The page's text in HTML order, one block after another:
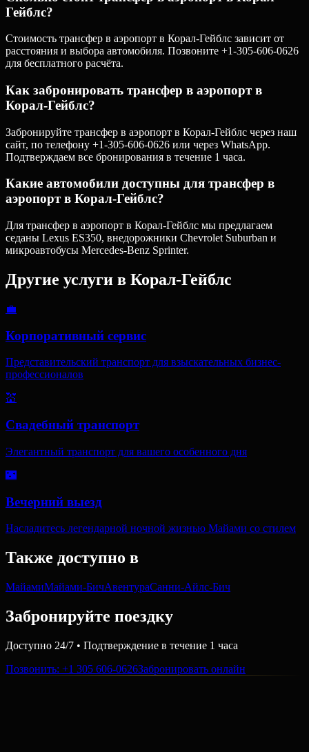
Гейблс?
Стоимость трансфер в аэропорт в Корал-Гейблс зависит от
расстояния и выбора автомобиля. Позвоните +1-305-606-0626
для бесплатного расчёта.
Как забронировать трансфер в аэропорт в
Корал-Гейблс?
Забронируйте трансфер в аэропорт в Корал-Гейблс через наш
сайт, по телефону +1-305-606-0626 или через WhatsApp.
Подтверждаем все бронирования в течение 1 часа.
Какие автомобили доступны для трансфер в
аэропорт в Корал-Гейблс?
Для трансфер в аэропорт в Корал-Гейблс мы предлагаем
седаны Lexus ES350, внедорожники Chevrolet Suburban и
микроавтобусы Mercedes-Benz Sprinter.
Другие услуги в Корал-Гейблс
💼
Корпоративный сервис
Представительский транспорт для взыскательных бизнес-
профессионалов
💒
Свадебный транспорт
Элегантный транспорт для вашего особенного дня
🌃
Вечерний выезд
Насладитесь легендарной ночной жизнью Майами со стилем
Также доступно в
МайамиМайами-БичАвентураСанни-Айлс-Бич
Забронируйте поездку
Доступно 24/7 • Подтверждение в течение 1 часа
Позвонить: +1 305 606-0626Забронировать онлайн